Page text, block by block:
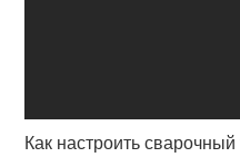
Как настроить